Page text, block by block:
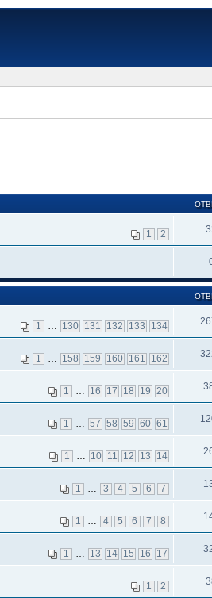
1 2
1 130 131 132 133 134
1 158 159 160 161 162
1 16 17 18 19 20
1 57 58 59 60 61
1 10 11 12 13 14
1 3 4 5 6 7
1 4 5 6 7 8
1 13 14 15 16 17
1 2